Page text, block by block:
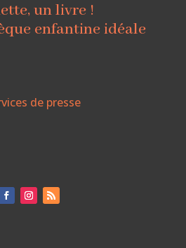
un livre !
enfantine idéale
de presse